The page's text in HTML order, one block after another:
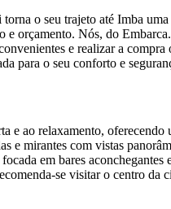
o seu trajeto até Imba
e orçamento. Nós, do
e realizar a
para o seu conforto e
e ao relaxamento,
e mirantes com vistas
em bares
se visitar o centro